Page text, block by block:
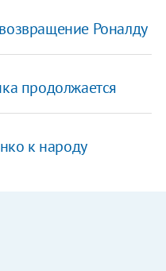
Роналду
продолжается
к народу